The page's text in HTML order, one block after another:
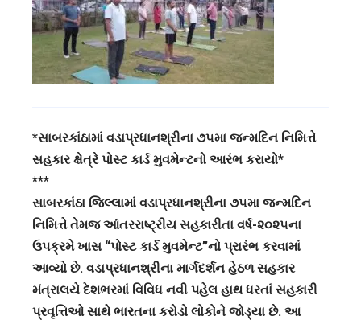
*સાબરકાંઠામાં વડાપ્રધાનશ્રીના ૭૫મા જન્મદિન નિમિત્તે
સહકાર ક્ષેત્રે પોસ્ટ કાર્ડ મુવમેન્ટનો આરંભ કરાયો*
***
સાબરકાંઠા જિલ્લામાં વડાપ્રધાનશ્રીના ૭૫મા જન્મદિન
નિમિત્તે તેમજ આંતરરાષ્ટ્રીય સહકારીતા વર્ષ-૨૦૨૫ના
ઉપક્રમે ખાસ “પોસ્ટ કાર્ડ મુવમેન્ટ”નો પ્રારંભ કરવામાં
આવ્યો છે. વડાપ્રધાનશ્રીના માર્ગદર્શન હેઠળ સહકાર
મંત્રાલયે દેશભરમાં વિવિધ નવી પહેલ હાથ ધરતાં સહકારી
પ્રવૃત્તિઓ સાથે ભારતના કરોડો લોકોને જોડ્યા છે. આ